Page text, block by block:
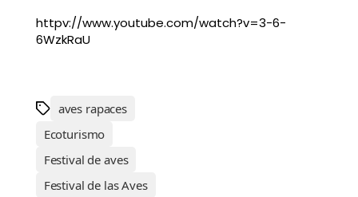
httpv://www.youtube.com/watch?v=3-6-
6WzkRaU
aves rapaces
Ecoturismo
Festival de aves
Festival de las Aves